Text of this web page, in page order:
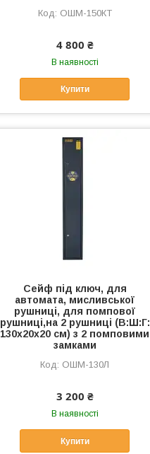
ОШМ-150КТ
4 800 ₴
В наявності
Купити
Сейф під ключ, для
автомата, мисливської
рушниці, для помпової
рушниці,на 2 рушниці (В:Ш:Г:
130х20х20 см) з 2 помповими
замками
ОШМ-130Л
3 200 ₴
В наявності
Купити